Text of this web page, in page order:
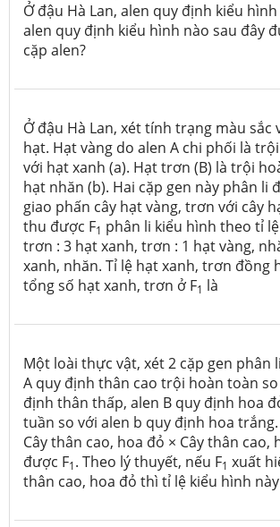
Ở đậu Hà Lan, alen quy định kiểu
alen quy định kiểu hình nào sau đây
cặp alen?
Ở đậu Hà Lan, xét tính trạng màu sắc
hạt. Hạt vàng do alen A chi phối là
với hạt xanh (a). Hạt trơn (B) là trội
hạt nhăn (b). Hai cặp gen này phân li
giao phấn cây hạt vàng, trơn với cây
thu được F1 phân li kiểu hình theo tỉ
trơn : 3 hạt xanh, trơn : 1 hạt vàng,
xanh, nhăn. Tỉ lệ hạt xanh, trơn đồng
tổng số hạt xanh, trơn ở F1 là
Một loài thực vật, xét 2 cặp gen phân
A quy định thân cao trội hoàn toàn
định thân thấp, alen B quy định hoa
tuần so với alen b quy định hoa trắng.
Cây thân cao, hoa đỏ × Cây thân cao,
được F1. Theo lý thuyết, nếu F1 xuất
thân cao, hoa đỏ thì tỉ lệ kiểu hình